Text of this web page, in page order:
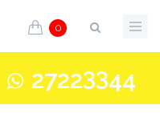
0
27223344